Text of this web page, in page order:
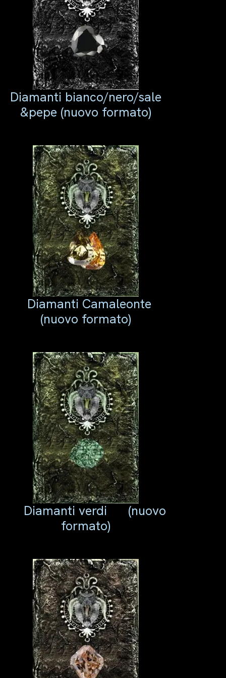
Diamanti bianco/nero/sale
&pepe (nuovo formato)
Diamanti Camaleonte
(nuovo formato)
Diamanti verdi (nuovo
formato)